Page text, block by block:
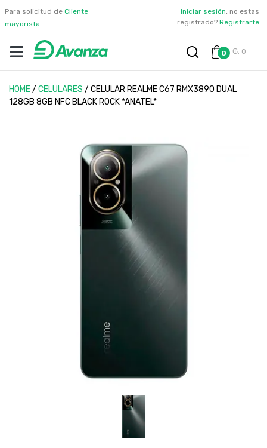
Para solicitud de Cliente
mayorista
Iniciar sesión, no estas
registrado? Registrarte
0 ₲. 0
HOME/ CELULARES / CELULAR REALME C67 RMX3890 DUAL
128GB 8GB NFC BLACK ROCK *ANATEL*